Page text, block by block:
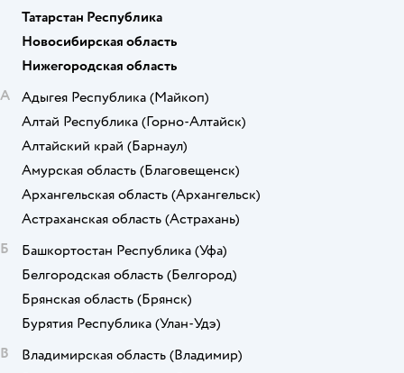
Татарстан Республика
Новосибирская область
Нижегородская область
А
Адыгея Республика (Майкоп)
Алтай Республика (Горно-Алтайск)
Алтайский край (Барнаул)
Амурская область (Благовещенск)
Архангельская область (Архангельск)
Астраханская область (Астрахань)
Б
Башкортостан Республика (Уфа)
Белгородская область (Белгород)
Брянская область (Брянск)
Бурятия Республика (Улан-Удэ)
В
Владимирская область (Владимир)